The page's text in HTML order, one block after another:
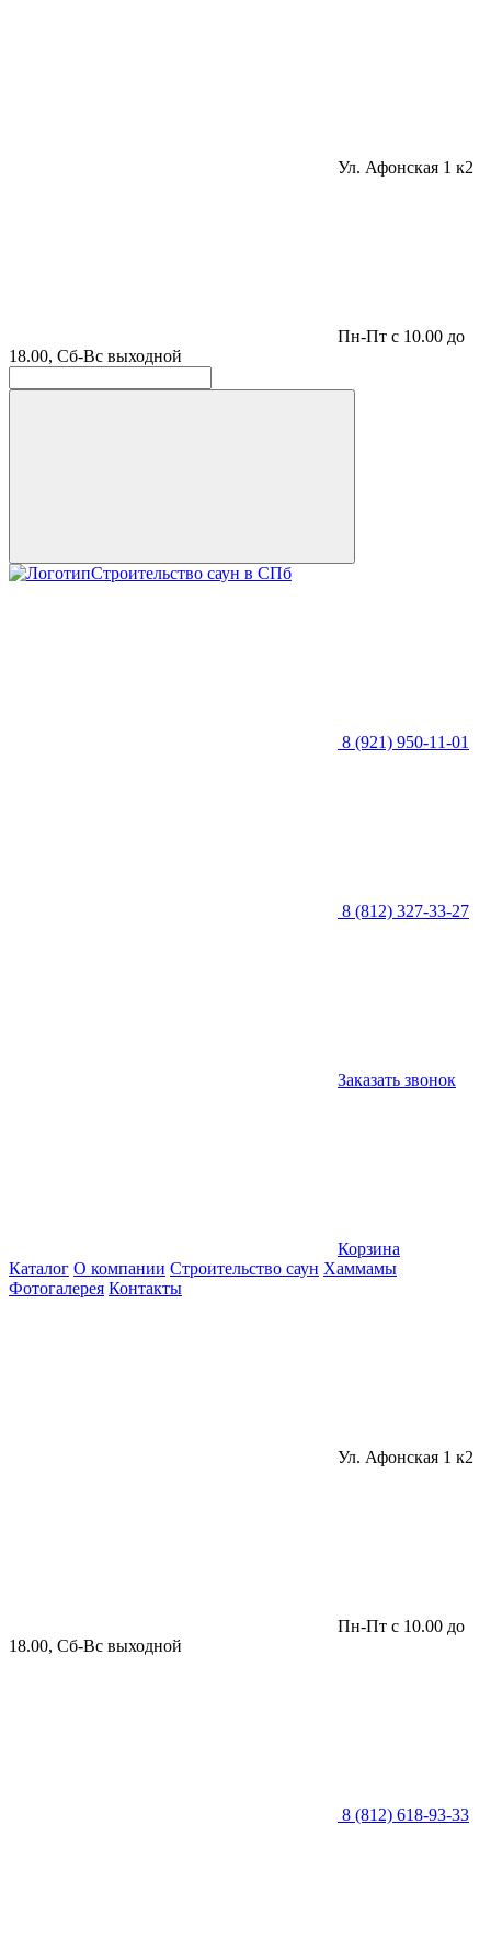
Ул. Афонская 1 к2
Пн-Пт с 10.00 до
18.00, Сб-Вс выходной
Строительство саун в СПб
8 (921) 950-11-01
8 (812) 327-33-27
Заказать звонок
Корзина
Каталог О компании Строительство саун Хаммамы
Фотогалерея Контакты
Ул. Афонская 1 к2
Пн-Пт с 10.00 до
18.00, Сб-Вс выходной
8 (812) 618-93-33